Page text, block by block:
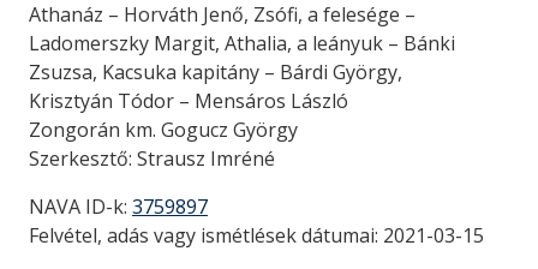
Athanáz – Horváth Jenő, Zsófi, a felesége –
Ladomerszky Margit, Athalia, a leányuk – Bánki
Zsuzsa, Kacsuka kapitány – Bárdi György,
Krisztyán Tódor – Mensáros László
Zongorán km. Gogucz György
Szerkesztő: Strausz Imréné
NAVA ID-k: 3759897
Felvétel, adás vagy ismétlések dátumai: 2021-03-15